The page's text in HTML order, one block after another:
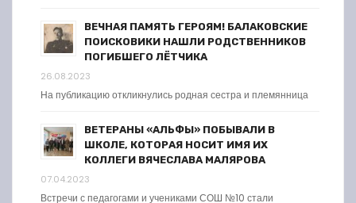
ВЕЧНАЯ ПАМЯТЬ ГЕРОЯМ! БАЛАКОВСКИЕ
ПОИСКОВИКИ НАШЛИ РОДСТВЕННИКОВ
ПОГИБШЕГО ЛЁТЧИКА
26.08.2023
На публикацию откликнулись родная сестра и племянница
ВЕТЕРАНЫ «АЛЬФЫ» ПОБЫВАЛИ В
ШКОЛЕ, КОТОРАЯ НОСИТ ИМЯ ИХ
КОЛЛЕГИ ВЯЧЕСЛАВА МАЛЯРОВА
07.04.2023
Встречи с педагогами и учениками СОШ №10 стали